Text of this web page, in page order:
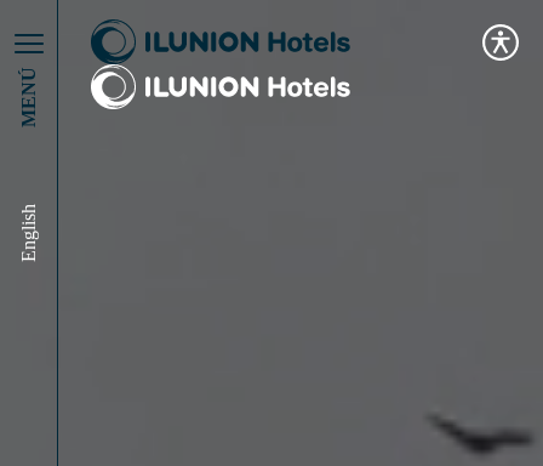
MENÚ
English